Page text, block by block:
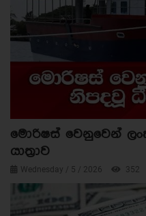
මොරිෂස් වෙනුවෙන්
යාත්‍රාව
Wednesday / 5 / 2026 352